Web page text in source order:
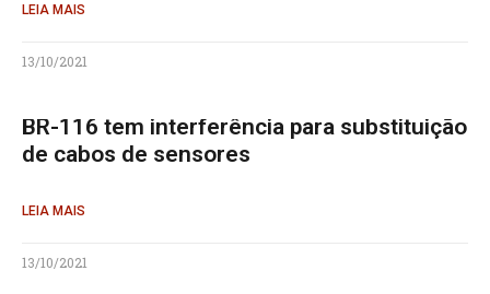
LEIA MAIS
13/10/2021
BR-116 tem interferência para substituição
de cabos de sensores
LEIA MAIS
13/10/2021